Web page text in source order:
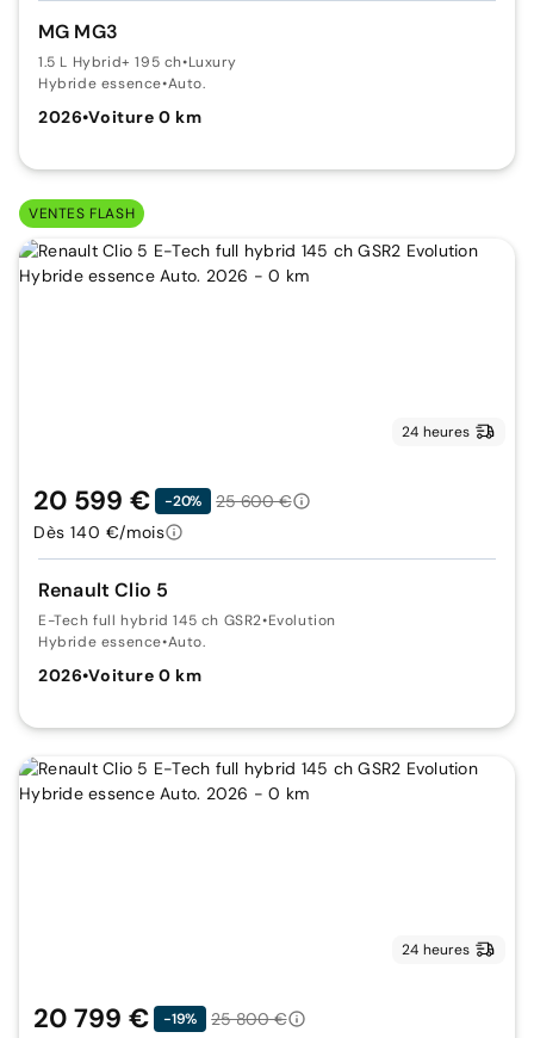
MG MG3
1.5 L Hybrid+ 195 ch•Luxury
Hybride essence•Auto.
2026•Voiture 0 km
VENTES FLASH
24 heures
Renault Clio 5
E-Tech full hybrid 145 ch GSR2•Evolution
Hybride essence•Auto.
2026•Voiture 0 km
20 599 € -20%
25 600 €
Dès 140 €/mois
24 heures
20 799 € -19%
25 800 €